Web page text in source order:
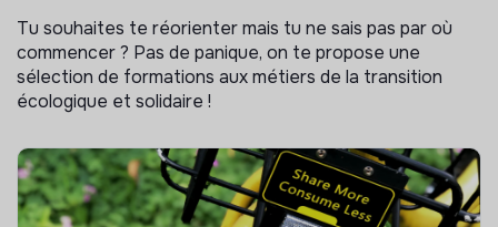
Tu souhaites te réorienter mais tu ne sais pas par où
commencer ? Pas de panique, on te propose une
sélection de formations aux métiers de la transition
écologique et solidaire !